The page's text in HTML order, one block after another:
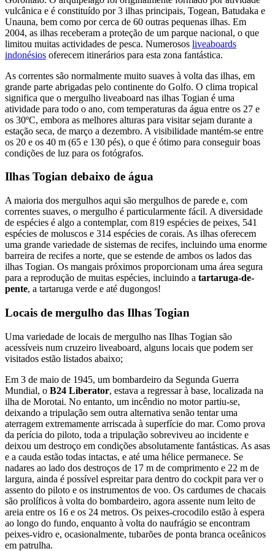
vulcânica e é constituído por 3 ilhas principais, Togean, Batudaka e
Unauna, bem como por cerca de 60 outras pequenas ilhas. Em
2004, as ilhas receberam a proteção de um parque nacional, o que
limitou muitas actividades de pesca. Numerosos liveaboards
indonésios oferecem itinerários para esta zona fantástica.
As correntes são normalmente muito suaves à volta das ilhas, em
grande parte abrigadas pelo continente do Golfo. O clima tropical
significa que o mergulho liveaboard nas ilhas Togian é uma
atividade para todo o ano, com temperaturas da água entre os 27 e
os 30ºC, embora as melhores alturas para visitar sejam durante a
estação seca, de março a dezembro. A visibilidade mantém-se entre
os 20 e os 40 m (65 e 130 pés), o que é ótimo para conseguir boas
condições de luz para os fotógrafos.
Ilhas Togian debaixo de água
A maioria dos mergulhos aqui são mergulhos de parede e, com
correntes suaves, o mergulho é particularmente fácil. A diversidade
de espécies é algo a contemplar, com 819 espécies de peixes, 541
espécies de moluscos e 314 espécies de corais. As ilhas oferecem
uma grande variedade de sistemas de recifes, incluindo uma enorme
barreira de recifes a norte, que se estende de ambos os lados das
ilhas Togian. Os mangais próximos proporcionam uma área segura
para a reprodução de muitas espécies, incluindo a tartaruga-de-
pente, a tartaruga verde e até dugongos!
Locais de mergulho das Ilhas Togian
Uma variedade de locais de mergulho nas Ilhas Togian são
acessíveis num cruzeiro liveaboard, alguns locais que podem ser
visitados estão listados abaixo;
Em 3 de maio de 1945, um bombardeiro da Segunda Guerra
Mundial, o B24 Liberator, estava a regressar à base, localizada na
ilha de Morotai. No entanto, um incêndio no motor partiu-se,
deixando a tripulação sem outra alternativa senão tentar uma
aterragem extremamente arriscada à superfície do mar. Como prova
da perícia do piloto, toda a tripulação sobreviveu ao incidente e
deixou um destroço em condições absolutamente fantásticas. As asas
e a cauda estão todas intactas, e até uma hélice permanece. Se
nadares ao lado dos destroços de 17 m de comprimento e 22 m de
largura, ainda é possível espreitar para dentro do cockpit para ver o
assento do piloto e os instrumentos de voo. Os cardumes de chacais
são prolíficos à volta do bombardeiro, agora assente num leito de
areia entre os 16 e os 24 metros. Os peixes-crocodilo estão à espera
ao longo do fundo, enquanto à volta do naufrágio se encontram
peixes-vidro e, ocasionalmente, tubarões de ponta branca oceânicos
em patrulha.